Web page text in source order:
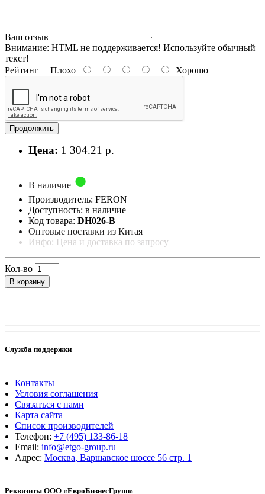
Ваш отзыв
Внимание: HTML не поддерживается! Используйте обычный
текст!
Рейтинг Плохо Хорошо
Продолжить
Цена: 1 304.21 р.
В наличие
Производитель: FERON
Доступность: в наличие
Код товара: DH026-B
Оптовые поставки из Китая
Инфо: Цена и доставка по запросу
Кол-во
В корзину
Служба поддержки
Контакты
Условия соглашения
Связаться с нами
Карта сайта
Список производителей
Телефон: +7 (495) 133-86-18
Email: info@etgo-group.ru
Адрес: Москва, Варшавское шоссе 56 стр. 1
Реквизиты ООО «ЕвроБизнесГрупп»